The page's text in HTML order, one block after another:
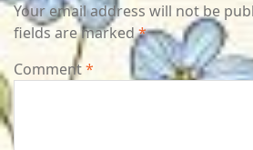
Your email address will not be
fields are marked*
Comment*